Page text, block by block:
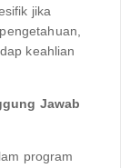
jika
keahlian
Jawab
program